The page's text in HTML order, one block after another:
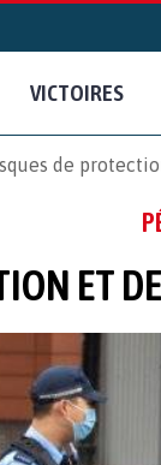
VICTOIRES
de
ET